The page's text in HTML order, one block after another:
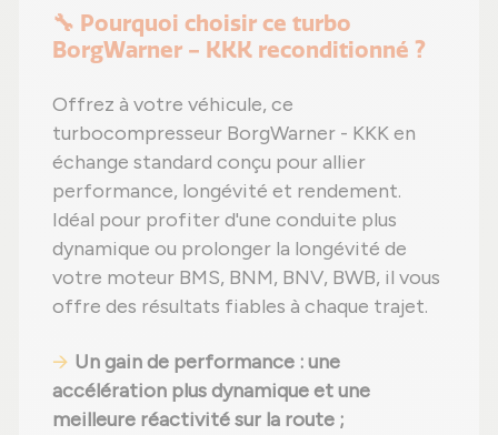
🔧 Pourquoi choisir ce turbo
BorgWarner - KKK reconditionné ?
Offrez à votre véhicule, ce
turbocompresseur BorgWarner - KKK en
échange standard conçu pour allier
performance, longévité et rendement.
Idéal pour profiter d'une conduite plus
dynamique ou prolonger la longévité de
votre moteur BMS, BNM, BNV, BWB, il vous
offre des résultats fiables à chaque trajet.
Un gain de performance : une
accélération plus dynamique et une
meilleure réactivité sur la route ;